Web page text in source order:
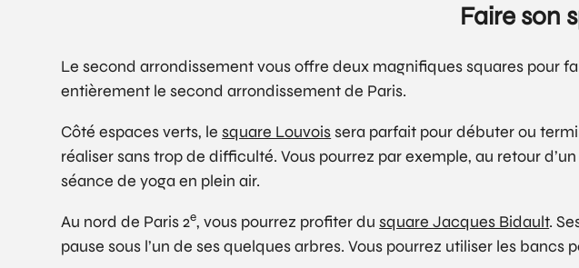
Faire son
Le second arrondissement vous offre deux magnifiques squares pour
entièrement le second arrondissement de Paris.
Côté espaces verts, lesquare Louvoissera parfait pour débuter ou
réaliser sans trop de difficulté. Vous pourrez par exemple, au retour
séance de yoga en plein air.
Au nord de Paris 2e, vous pourrez profiter dusquare Jacques Bidault.
pause sous l’un de ses quelques arbres. Vous pourrez utiliser les